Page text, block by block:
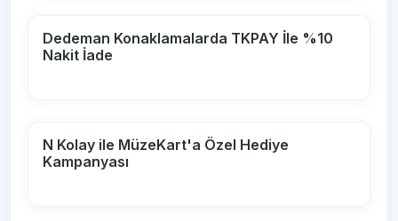
Dedeman Konaklamalarda TKPAY İle %10
Nakit İade
N Kolay ile MüzeKart'a Özel Hediye
Kampanyası